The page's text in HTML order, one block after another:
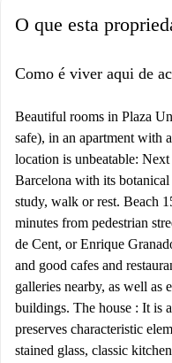
O que esta
Como é viver aqui de
Beautiful rooms in Plaza
safe), in an apartment with
location is unbeatable:
Barcelona with its
study, walk or rest. Beach
minutes from pedestrian
de Cent, or Enrique
and good cafes and
galleries nearby, as well as
buildings. The house : It is
preserves characteristic
stained glass, classic